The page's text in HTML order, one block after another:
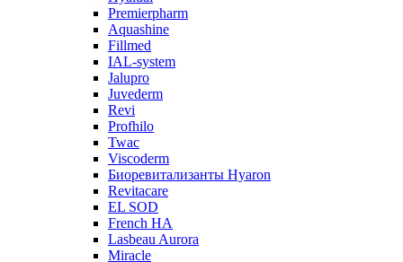
Premierpharm
Aquashine
Fillmed
IAL-system
Jalupro
Juvederm
Revi
Profhilo
Twac
Viscoderm
Биоревитализанты Hyaron
Revitacare
EL SOD
French HA
Lasbeau Aurora
Miracle